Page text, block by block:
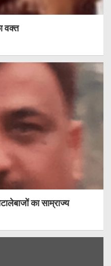
वक्त
का साम्राज्य